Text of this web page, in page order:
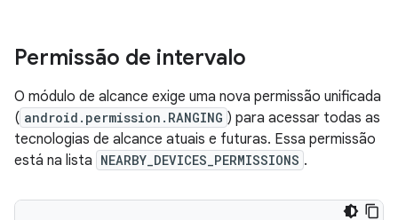
Permissão de intervalo
O módulo de alcance exige uma nova permissão unificada
( android.permission.RANGING ) para acessar todas as
tecnologias de alcance atuais e futuras. Essa permissão
está na lista NEARBY_DEVICES_PERMISSIONS .